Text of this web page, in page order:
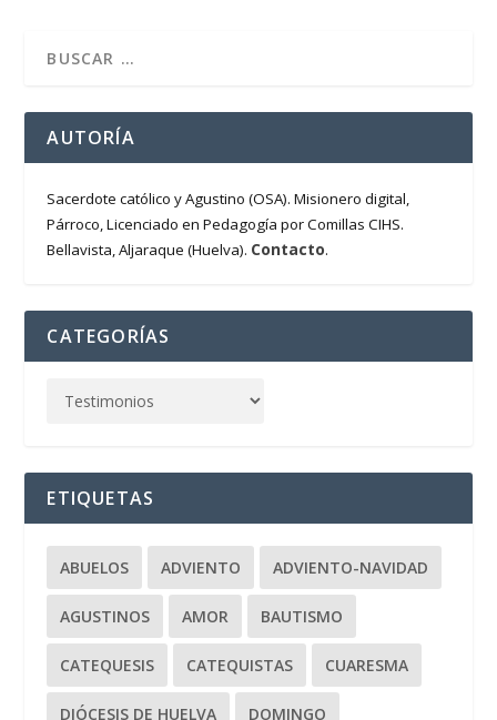
AUTORÍA
Sacerdote católico y Agustino (OSA). Misionero digital,
Párroco, Licenciado en Pedagogía por Comillas CIHS.
Bellavista, Aljaraque (Huelva). Contacto.
CATEGORÍAS
ETIQUETAS
ABUELOS ADVIENTO ADVIENTO-NAVIDAD
AGUSTINOS AMOR BAUTISMO
CATEQUESIS CATEQUISTAS CUARESMA
DIÓCESIS DE HUELVA DOMINGO